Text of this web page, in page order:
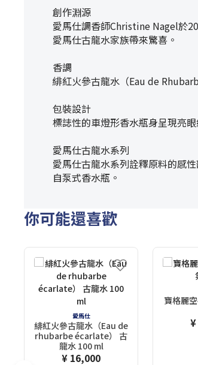
創作淵源
愛馬仕調香師Christine Nagel於
愛馬仕古龍水家族帶來驚喜。
香調
緋紅火參古龍水（Eau de
包裝設計
標誌性的車燈形香水瓶身呈現亮
愛馬仕古龍水系列
愛馬仕古龍水系列詮釋原料的感
自泵式香水瓶。
你可能還喜歡
愛馬仕
緋紅火參古龍水（Eau de
rhubarbe écarlate） 古
龍水 100 ml
¥ 16,000
寶格麗